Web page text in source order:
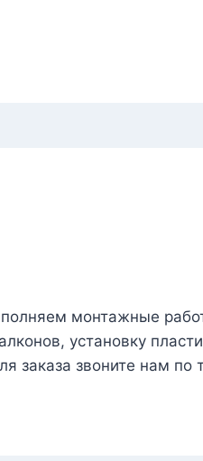
монтажные
установку
заказа звоните нам по